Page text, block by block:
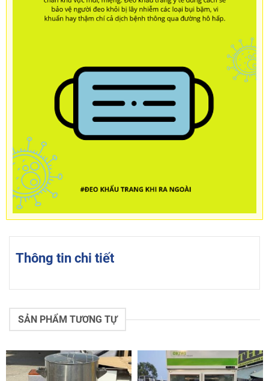
Thông tin chi tiết
SẢN PHẨM TƯƠNG TỰ